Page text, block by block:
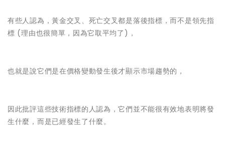
有些人認為，黃金交叉、死亡交叉都是落後指標，而不是領先指
標 (理由也很簡單，因為它取平均了)，
也就是說它們是在價格變動發生後才顯示市場趨勢的，
因此批評這些技術指標的人認為，它們並不能很有效地表明將發
生什麼，而是已經發生了什麼。